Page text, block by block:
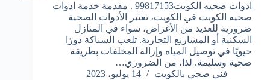
ادوات صحيه الكويت99817153 . مقدمة خدمة ادوات
صحيه الكويت في الكويت، تعتبر الأدوات الصحية
ضرورية للعديد من الأغراض، سواء في المنازل
السكنية أو المشاريع التجارية. تلعب السباكة دورًا
حيويًا في توصيل المياه وإزالة المخلفات بطريقة
صحية وسليمة. لذا، من الضروري…
فني صحي بالكويت
14 يوليو، 2023